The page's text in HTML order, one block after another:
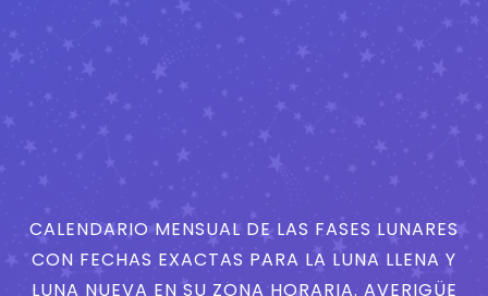
CALENDARIO MENSUAL DE LAS FASES LUNARES
CON FECHAS EXACTAS PARA LA LUNA LLENA Y
LUNA NUEVA EN SU ZONA HORARIA. AVERIGÜE